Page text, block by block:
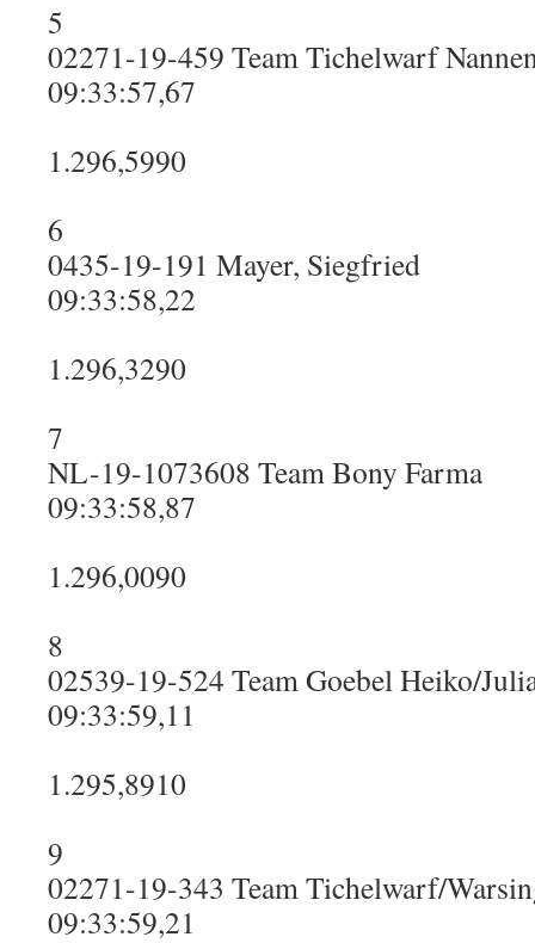
5
02271-19-459 Team Tichelwarf
09:33:57,67
1.296,5990
6
0435-19-191 Mayer, Siegfried
09:33:58,22
1.296,3290
7
NL-19-1073608 Team Bony Farma
09:33:58,87
1.296,0090
8
02539-19-524 Team Goebel Heiko/
09:33:59,11
1.295,8910
9
02271-19-343 Team Tichelwarf/
09:33:59,21